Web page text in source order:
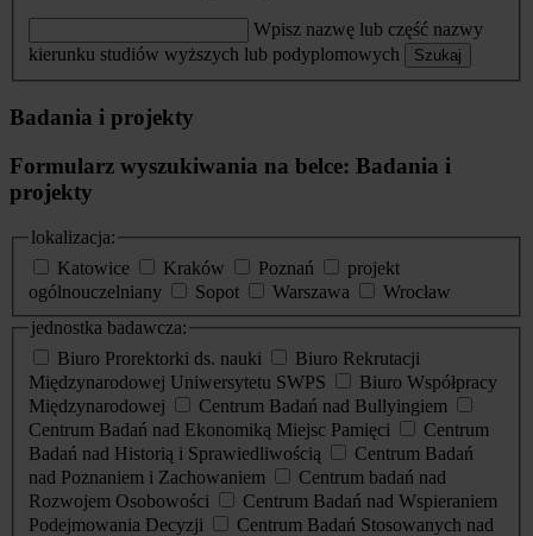
Wpisz nazwę lub część nazwy
kierunku studiów wyższych lub podyplomowych
Szukaj
Badania i projekty
Formularz wyszukiwania na belce: Badania i
projekty
lokalizacja:
Katowice
Kraków Poznań
projekt
ogólnouczelniany
Sopot Warszawa
Wrocław
jednostka badawcza:
Biuro Prorektorki ds. nauki
Biuro Rekrutacji
Międzynarodowej Uniwersytetu SWPS
Biuro Współpracy
Międzynarodowej
Centrum Badań nad Bullyingiem
Centrum Badań nad Ekonomiką Miejsc Pamięci
Centrum
Badań nad Historią i Sprawiedliwością
Centrum Badań
nad Poznaniem i Zachowaniem
Centrum badań nad
Rozwojem Osobowości
Centrum Badań nad Wspieraniem
Podejmowania Decyzji
Centrum Badań Stosowanych nad